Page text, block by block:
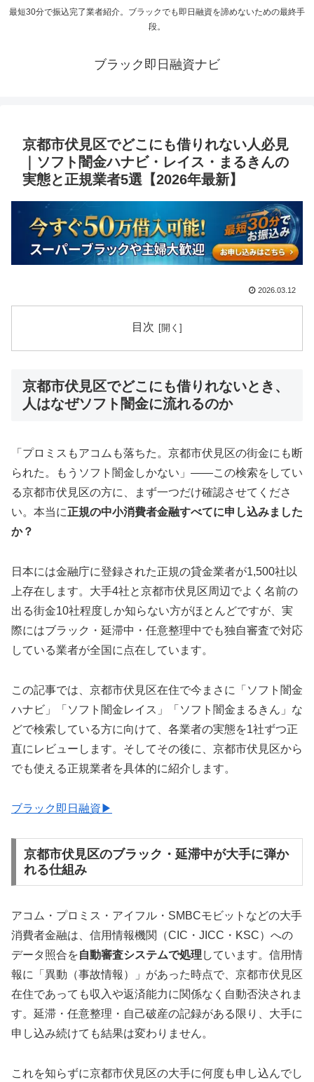
最短30分で振込完了業者紹介。ブラックでも即日融資を諦めないための最終手
段。
ブラック即日融資ナビ
京都市伏見区でどこにも借りれない人必見
｜ソフト闇金ハナビ・レイス・まるきんの
実態と正規業者5選【2026年最新】
2026.03.12
目次
京都市伏見区でどこにも借りれないとき、
人はなぜソフト闇金に流れるのか
「プロミスもアコムも落ちた。京都市伏見区の街金にも断
られた。もうソフト闇金しかない」——この検索をしてい
る京都市伏見区の方に、まず一つだけ確認させてくださ
い。本当に正規の中小消費者金融すべてに申し込みました
か？
日本には金融庁に登録された正規の貸金業者が1,500社以
上存在します。大手4社と京都市伏見区周辺でよく名前の
出る街金10社程度しか知らない方がほとんどですが、実
際にはブラック・延滞中・任意整理中でも独自審査で対応
している業者が全国に点在しています。
この記事では、京都市伏見区在住で今まさに「ソフト闇金
ハナビ」「ソフト闇金レイス」「ソフト闇金まるきん」な
どで検索している方に向けて、各業者の実態を1社ずつ正
直にレビューします。そしてその後に、京都市伏見区から
でも使える正規業者を具体的に紹介します。
ブラック即日融資▶
京都市伏見区のブラック・延滞中が大手に弾か
れる仕組み
アコム・プロミス・アイフル・SMBCモビットなどの大手
消費者金融は、信用情報機関（CIC・JICC・KSC）への
データ照合を自動審査システムで処理 しています。信用情
報に「異動（事故情報）」があった時点で、京都市伏見区
在住であっても収入や返済能力に関係なく自動否決されま
す。延滞・任意整理・自己破産の記録がある限り、大手に
申し込み続けても結果は変わりません。
これを知らずに京都市伏見区の大手に何度も申し込んでし